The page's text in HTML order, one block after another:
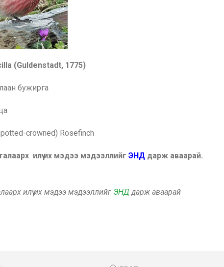
(Guldenstadt, 1775)
бужирга
-crowned) Rosefinch
илүү их мэдээ мэдээллийг ЭНД дарж аваарай.
илүү их мэдээ мэдээллийг ЭНД дарж аваарай